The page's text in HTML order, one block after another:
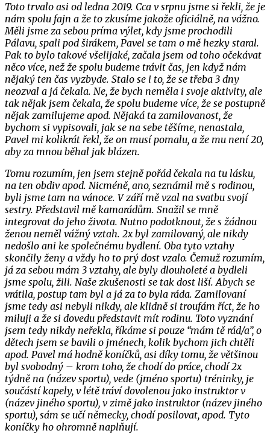
Toto trvalo asi od ledna 2019. Cca v srpnu jsme si řekli, že je
nám spolu fajn a že to zkusíme jakože oficiálně, na vážno.
Měli jsme za sebou príma výlet, kdy jsme prochodili
Pálavu, spali pod širákem, Pavel se tam o mě hezky staral.
Pak to bylo takové všelijaké, začala jsem od toho očekávat
něco více, než že spolu budeme trávit čas, jen když nám
nějaký ten čas vyzbyde. Stalo se i to, že se třeba 3 dny
neozval a já čekala. Ne, že bych neměla i svoje aktivity, ale
tak nějak jsem čekala, že spolu budeme více, že se postupně
nějak zamilujeme apod. Nějaká ta zamilovanost, že
bychom si vypisovali, jak se na sebe těšíme, nenastala,
Pavel mi kolikrát řekl, že on musí pomalu, a že mu není 20,
aby za mnou běhal jak blázen.
Tomu rozumím, jen jsem stejně pořád čekala na tu lásku,
na ten obdiv apod. Nicméně, ano, seznámil mě s rodinou,
byli jsme tam na vánoce. V září mě vzal na svatbu svojí
sestry. Představil mě kamarádům. Snažil se mně
integrovat do jeho života. Nutno podotknout, že s žádnou
ženou neměl vážný vztah. 2x byl zamilovaný, ale nikdy
nedošlo ani ke společnému bydlení. Oba tyto vztahy
skončily ženy a vždy ho to prý dost vzalo. Čemuž rozumím,
já za sebou mám 3 vztahy, ale byly dlouholeté a bydleli
jsme spolu, žili. Naše zkušenosti se tak dost liší. Abych se
vrátila, postup tam byl a já za to byla ráda. Zamilovaní
jsme tedy asi nebyli nikdy, ale klidně si troufám říct, že ho
miluji a že si dovedu představit mít rodinu. Toto vyznání
jsem tedy nikdy neřekla, říkáme si pouze “mám tě rád/a”, o
dětech jsem se bavili o jménech, kolik bychom jich chtěli
apod. Pavel má hodně koníčků, asi díky tomu, že většinou
byl svobodný – krom toho, že chodí do práce, chodí 2x
týdně na (název sportu), vede (jméno sportu) tréninky, je
součástí kapely, v létě tráví dovolenou jako instruktor v
(název jiného sportu), v zimě jako instruktor (název jiného
sportu), sám se učí německy, chodí posilovat, apod. Tyto
koníčky ho ohromně naplňují.